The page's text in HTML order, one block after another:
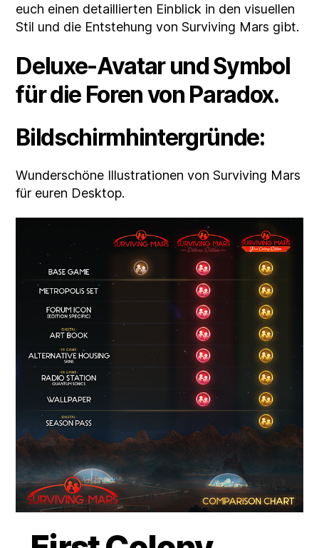
euch einen detaillierten Einblick in den visuellen
Stil und die Entstehung von Surviving Mars gibt.
Deluxe-Avatar und Symbol
für die Foren von Paradox.
Bildschirmhintergründe:
Wunderschöne Illustrationen von Surviving Mars
für euren Desktop.